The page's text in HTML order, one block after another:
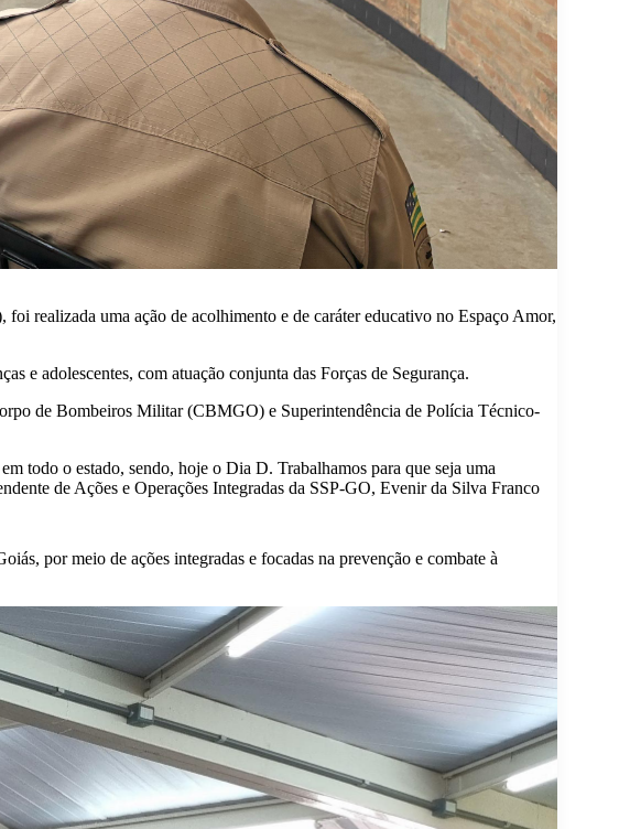
realizada uma ação de acolhimento e de caráter educativo no Espaço Amor,
e adolescentes, com atuação conjunta das Forças de Segurança.
de Bombeiros Militar (CBMGO) e Superintendência de Polícia Técnico-
todo o estado, sendo, hoje o Dia D. Trabalhamos para que seja uma
de Ações e Operações Integradas da SSP-GO, Evenir da Silva Franco
por meio de ações integradas e focadas na prevenção e combate à